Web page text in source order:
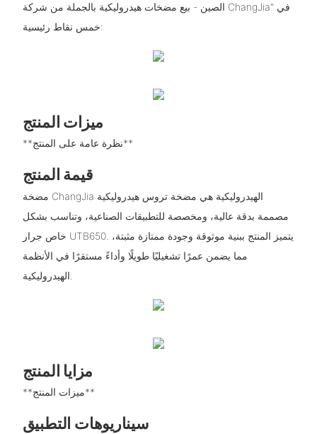
الصين - بيع مضخات هيدروليكية بالجملة من شركة ChangJia" في
خمس نقاط رئيسية:
ميزات المنتج
**نظرة عامة على المنتج**
قيمة المنتج
مضخة ChangJia الهيدروليكية هي مضخة تروس هيدروليكية
مصممة بدقة عالية، ومخصصة للتطبيقات الصناعية، وتناسب بشكل
خاص جرار UTB650. يتميز المنتج ببنية موثوقة وجودة ممتازة مثبتة،
مما يضمن عمرًا تشغيليًا طويلًا وأداءً مستقرًا في الأنظمة
مزايا المنتج
**ميزات المنتج**
سيناريوهات التطبيق